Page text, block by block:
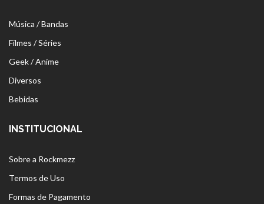
Música / Bandas
Filmes / Séries
Geek / Anime
Diversos
Bebidas
INSTITUCIONAL
Sobre a Rockmezz
Termos de Uso
Formas de Pagamento